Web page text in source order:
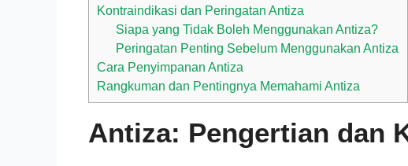
Kontraindikasi dan Peringatan Antiza
Siapa yang Tidak Boleh Menggunakan Antiza?
Peringatan Penting Sebelum Menggunakan Antiza
Cara Penyimpanan Antiza
Rangkuman dan Pentingnya Memahami Antiza
Antiza: Pengertian dan